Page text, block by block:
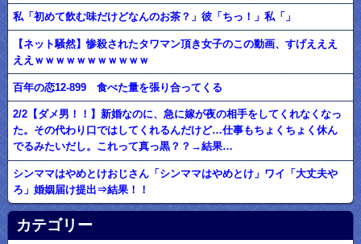
私「初めて飲む味だけどなんのお茶？」彼「ちっ！」私「」
【ネット騒然】惨殺されたタワマン頂き女子のこの動画、すげえええ
ええｗｗｗｗｗｗｗｗｗｗｗ
百年の恋12-899 食べた量を張り合ってくる
2/2【ダメ男！！】新婚なのに、急に嫁が夜の相手をしてくれなくなっ
た。その代わり口ではしてくれるんだけど…仕事もちょくちょく休ん
でるみたいだし。これって真っ黒？？→結果…
シンママはやめとけおじさん「シンママはやめとけ」ワイ「大丈夫や
ろ」婚姻届け提出⇒結果！！
カテゴリー